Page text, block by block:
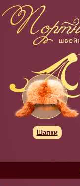
Шапки